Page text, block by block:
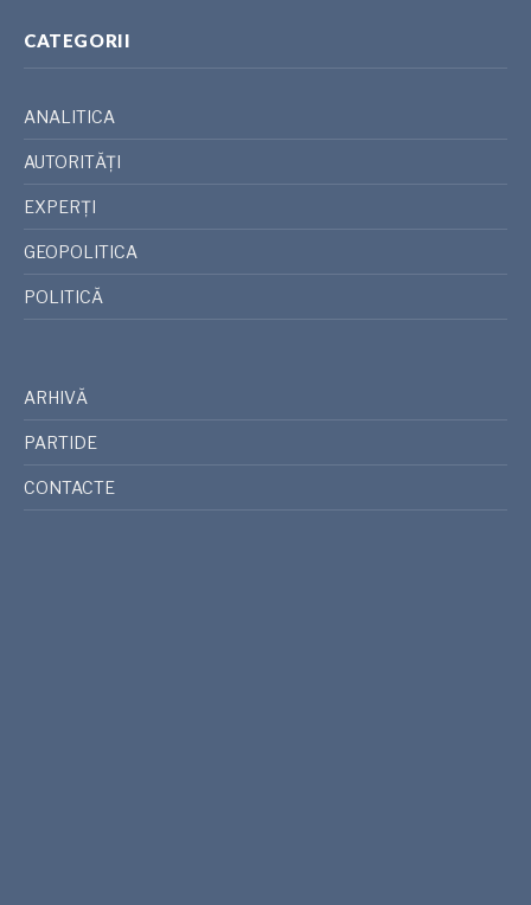
CATEGORII
ANALITICA
AUTORITĂȚI
EXPERȚI
GEOPOLITICA
POLITICĂ
ARHIVĂ
PARTIDE
CONTACTE